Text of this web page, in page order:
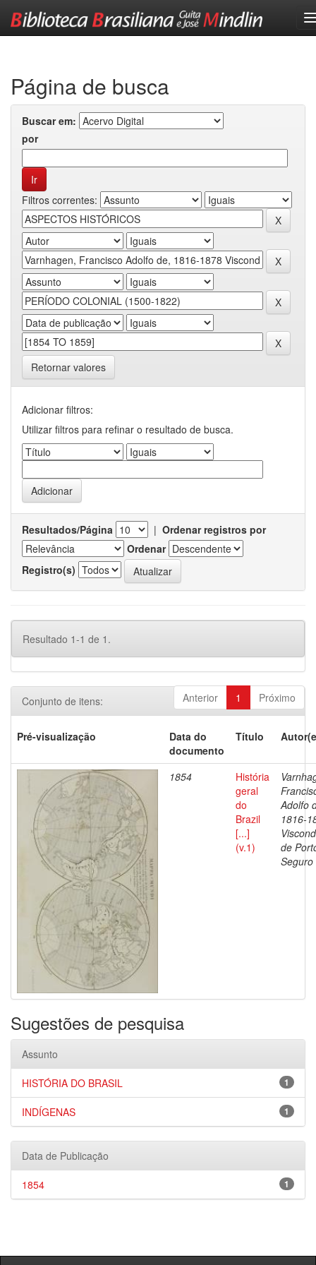
Página de busca
Buscar em:
por
Filtros correntes:
Retornar valores
Adicionar filtros:
Utilizar filtros para refinar o resultado de busca.
Resultados/Página | Ordenar registros por
Ordenar
Registro(s)
Resultado 1-1 de 1.
Anterior 1 Próximo
Conjunto de itens:
Pré-visualização
Data do
documento
Título
1854
História
geral
do
Brazil
[...]
(v.1)
Adolfo
1816-
de
Seguro
Sugestões de pesquisa
Assunto
1
HISTÓRIA DO BRASIL
1
INDÍGENAS
Data de Publicação
1
1854